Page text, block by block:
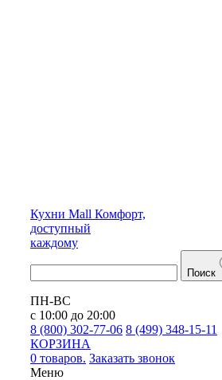
Кухни Mall Комфорт,
доступный
каждому
Поиск
ПН-ВС
с 10:00 до 20:00
8 (800) 302-77-06 8 (499) 348-15-11
КОРЗИНА
0 товаров. Заказать звонок
Меню